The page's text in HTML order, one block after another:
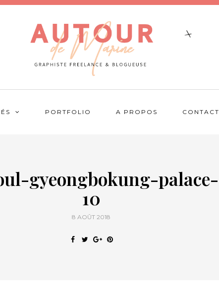
PORTFOLIO A PROPOS CONTACT
gyeongbokung-palace-
10
8 AOÛT 2018